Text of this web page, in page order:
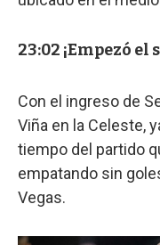
23:02 ¡Empezó
Con el ingreso de
Viña en la Celeste,
tiempo del partido
empatando sin
Vegas.